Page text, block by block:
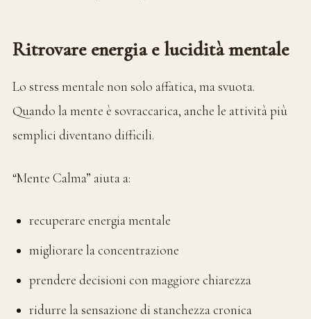
Ritrovare energia e lucidità mentale
Lo stress mentale non solo affatica, ma svuota.
Quando la mente è sovraccarica, anche le attività più
semplici diventano difficili.
“Mente Calma” aiuta a:
recuperare energia mentale
migliorare la concentrazione
prendere decisioni con maggiore chiarezza
ridurre la sensazione di stanchezza cronica